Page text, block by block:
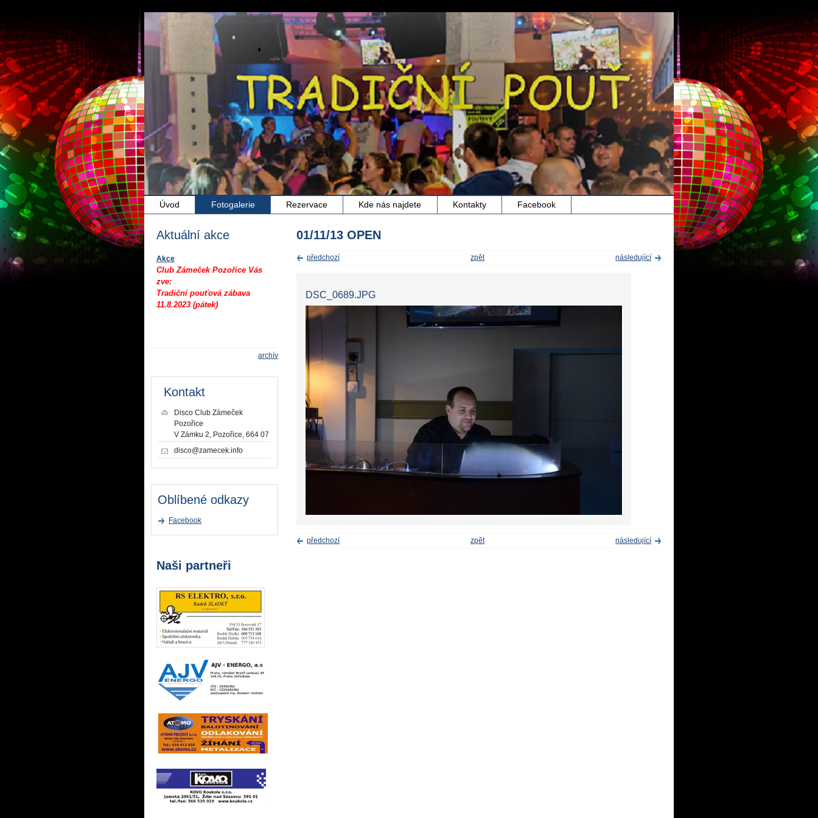
Úvod Fotogalerie Rezervace Kde nás najdete Kontakty Facebook
01/11/13 OPEN
předchozí následující
zpět
DSC_0689.JPG
předchozí následující
zpět
Aktuální akce
Akce
Club Zámeček Pozořice Vás
zve:
Tradiční pouťová zábava
11.8.2023 (pátek)
archív
Kontakt
Disco Club Zámeček
Pozořice
V Zámku 2, Pozořice, 664 07
disco@zamecek.info
Oblíbené odkazy
Facebook
Naši partneři